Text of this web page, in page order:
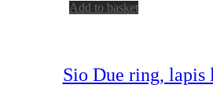
Add to basket
Sio Due ring, lapis